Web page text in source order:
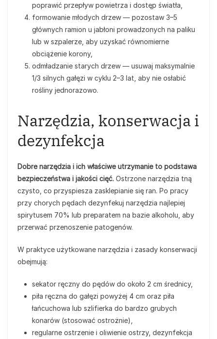
poprawić przepływ powietrza i dostęp światła,
formowanie młodych drzew — pozostaw 3–5
głównych ramion u jabłoni prowadzonych na paliku
lub w szpalerze, aby uzyskać równomierne
obciążenie korony,
odmładzanie starych drzew — usuwaj maksymalnie
1/3 silnych gałęzi w cyklu 2–3 lat, aby nie osłabić
rośliny jednorazowo.
Narzędzia, konserwacja i
dezynfekcja
Dobre narzędzia i ich właściwe utrzymanie to podstawa
bezpieczeństwa i jakości cięć. Ostrzone narzędzia tną
czysto, co przyspiesza zasklepianie się ran. Po pracy
przy chorych pędach dezynfekuj narzędzia najlepiej
spirytusem 70% lub preparatem na bazie alkoholu, aby
przerwać przenoszenie patogenów.
W praktyce użytkowane narzędzia i zasady konserwacji
obejmują:
sekator ręczny do pędów do około 2 cm średnicy,
piła ręczna do gałęzi powyżej 4 cm oraz piła
łańcuchowa lub szlifierka do bardzo grubych
konarów (stosować ostrożnie),
regularne ostrzenie i oliwienie ostrzy, dezynfekcja